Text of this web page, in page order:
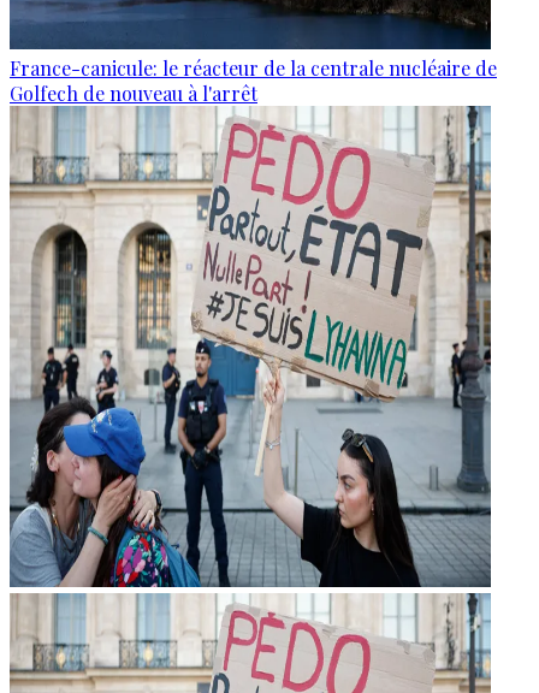
France-canicule: le réacteur de la centrale nucléaire de
Golfech de nouveau à l'arrêt